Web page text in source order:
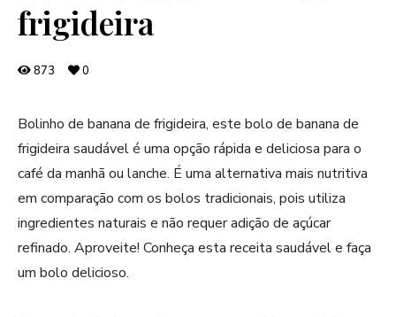
frigideira
873 0
Bolinho de banana de frigideira, este bolo de banana de
frigideira saudável é uma opção rápida e deliciosa para o
café da manhã ou lanche. É uma alternativa mais nutritiva
em comparação com os bolos tradicionais, pois utiliza
ingredientes naturais e não requer adição de açúcar
refinado. Aproveite! Conheça esta receita saudável e faça
um bolo delicioso.